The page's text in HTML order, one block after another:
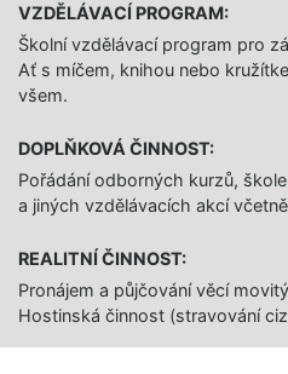
VZDĚLÁVACÍ PROGRAM:
Školní vzdělávací program pro
Ať s míčem, knihou nebo
všem.
DOPLŇKOVÁ ČINNOST:
Pořádání odborných kurzů,
a jiných vzdělávacích akcí
REALITNÍ ČINNOST:
Pronájem a půjčování věcí
Hostinská činnost (stravování